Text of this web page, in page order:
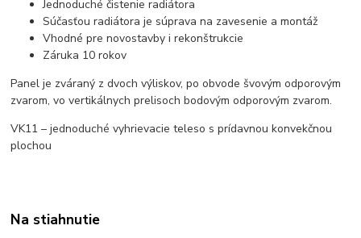
Jednoduché čistenie radiátora
Súčasťou radiátora je súprava na zavesenie a montáž
Vhodné pre novostavby i rekonštrukcie
Záruka 10 rokov
Panel je zváraný z dvoch výliskov, po obvode švovým odporovým
zvarom, vo vertikálnych prelisoch bodovým odporovým zvarom.
VK11 – jednoduché vyhrievacie teleso s prídavnou konvekčnou
plochou
Na stiahnutie